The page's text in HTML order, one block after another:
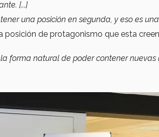
[...]
una posición en segunda, y eso es
posición de protagonismo que esta
forma natural de poder contener nuevas